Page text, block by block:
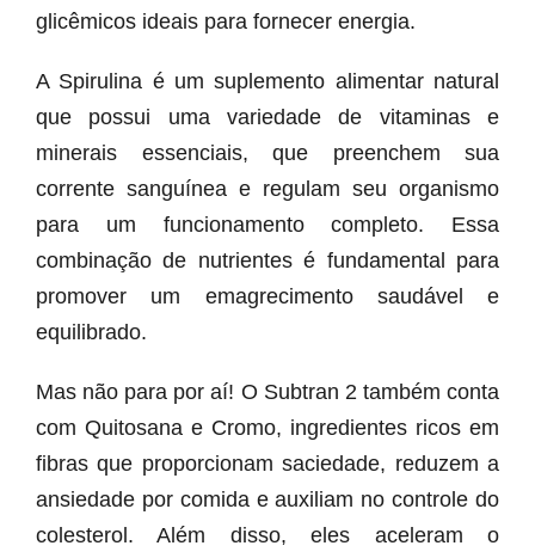
glicêmicos ideais para fornecer energia.
A Spirulina é um suplemento alimentar natural
que possui uma variedade de vitaminas e
minerais essenciais, que preenchem sua
corrente sanguínea e regulam seu organismo
para um funcionamento completo. Essa
combinação de nutrientes é fundamental para
promover um emagrecimento saudável e
equilibrado.
Mas não para por aí! O Subtran 2 também conta
com Quitosana e Cromo, ingredientes ricos em
fibras que proporcionam saciedade, reduzem a
ansiedade por comida e auxiliam no controle do
colesterol. Além disso, eles aceleram o